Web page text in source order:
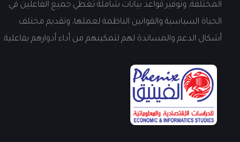
المختلفة، وتوفير قواعد بيانات شاملة تغطي جميع الفاعلين في
الحياة السياسية والقوانين الناظمة لعملها، وتقديم مختلف
أشكال الدعم والمساندة لهم لتمكينهم من أداء أدوارهم بفاعلية.